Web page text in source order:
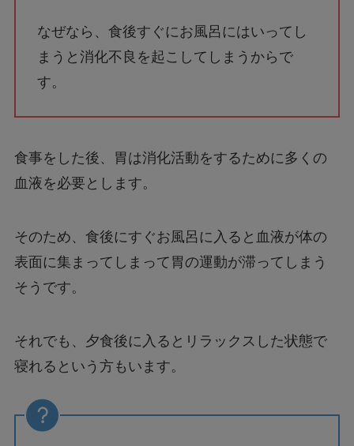
なぜなら、食後すぐにお風呂にはいってし
まうと消化不良を起こしてしまうからで
す。
食事をした後、胃は消化活動をするために多くの
血液を必要とします。
そのため、食後にすぐお風呂に入ると血液が体の
表面に集まってしまって胃の運動が滞ってしまう
そうです。
それでも、夕食後に入るとリラックスした状態で
寝れるという方もいます。